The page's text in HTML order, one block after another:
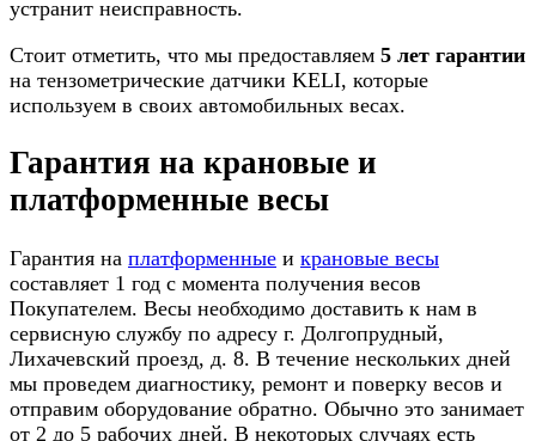
устранит неисправность.
Стоит отметить, что мы предоставляем 5 лет гарантии
на тензометрические датчики KELI, которые
используем в своих автомобильных весах.
Гарантия на крановые и
платформенные весы
Гарантия на платформенные и крановые весы
составляет 1 год с момента получения весов
Покупателем. Весы необходимо доставить к нам в
сервисную службу по адресу г. Долгопрудный,
Лихачевский проезд, д. 8. В течение нескольких дней
мы проведем диагностику, ремонт и поверку весов и
отправим оборудование обратно. Обычно это занимает
от 2 до 5 рабочих дней. В некоторых случаях есть